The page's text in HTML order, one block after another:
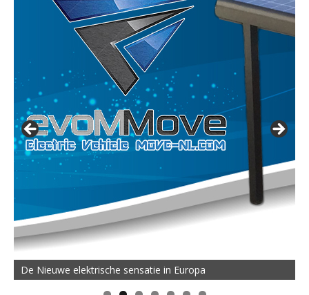
De Nieuwe elektrische sensatie in Europa